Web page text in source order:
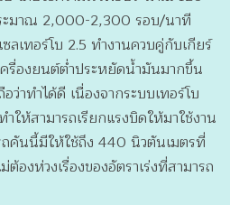
ะมาณ 2,000-2,300 รอบ/นาที
ลเทอร์โบ 2.5 ทำงานควบคู่กับเกียร์
รื่องยนต์ต่ำประหยัดน้ำมันมากขึ้น
ว่าทำได้ดี เนื่องจากระบบเทอร์โบ
ให้สามารถเรียกแรงบิดให้มาใช้งาน
คันนี้มีให้ใช้ถึง 440 นิวตันเมตรที่
งห่วงเรื่องของอัตราเร่งที่สามารถ